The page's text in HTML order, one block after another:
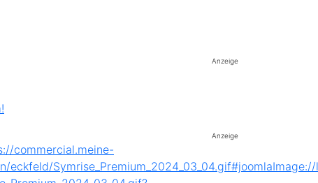
Anzeige
Anzeige